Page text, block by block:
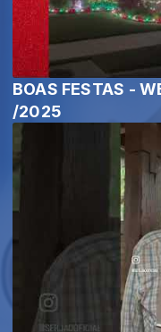
BOAS FESTAS -
/2025